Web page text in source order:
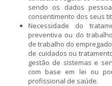
sendo os dados
consentimento dos seus
Necessidade do
preventiva ou do
de trabalho do
de cuidados ou
gestão de sistemas e
com base em lei ou
profissional de saúde.